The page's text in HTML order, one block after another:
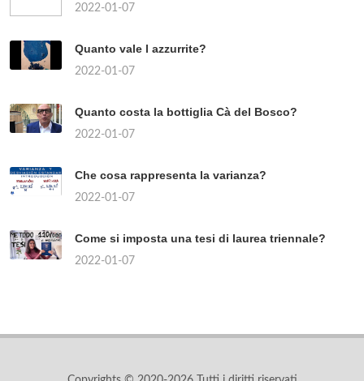
2022-01-07
Quanto vale l azzurrite?
2022-01-07
Quanto costa la bottiglia Cà del Bosco?
2022-01-07
Che cosa rappresenta la varianza?
2022-01-07
Come si imposta una tesi di laurea triennale?
2022-01-07